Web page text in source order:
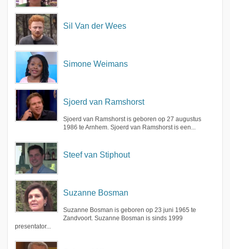
Sil Van der Wees
Simone Weimans
Sjoerd van Ramshorst
Sjoerd van Ramshorst is geboren op 27 augustus
1986 te Arnhem. Sjoerd van Ramshorst is een...
Steef van Stiphout
Suzanne Bosman
Suzanne Bosman is geboren op 23 juni 1965 te
Zandvoort. Suzanne Bosman is sinds 1999
presentator...